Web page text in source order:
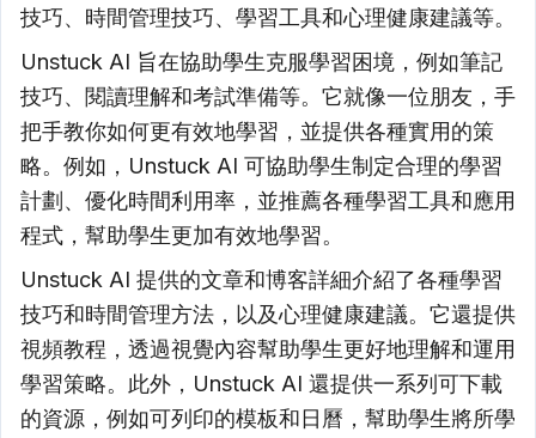
技巧、時間管理技巧、學習工具和心理健康建議等。
Unstuck AI 旨在協助學生克服學習困境，例如筆記
技巧、閱讀理解和考試準備等。它就像一位朋友，手
把手教你如何更有效地學習，並提供各種實用的策
略。例如，Unstuck AI 可協助學生制定合理的學習
計劃、優化時間利用率，並推薦各種學習工具和應用
程式，幫助學生更加有效地學習。
Unstuck AI 提供的文章和博客詳細介紹了各種學習
技巧和時間管理方法，以及心理健康建議。它還提供
視頻教程，透過視覺內容幫助學生更好地理解和運用
學習策略。此外，Unstuck AI 還提供一系列可下載
的資源，例如可列印的模板和日曆，幫助學生將所學